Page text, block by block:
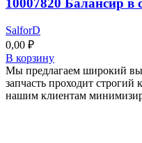
10007820 Балансир
SalforD
0,00 ₽
В корзину
Мы предлагаем широкий
запчасть проходит строгий
нашим клиентам